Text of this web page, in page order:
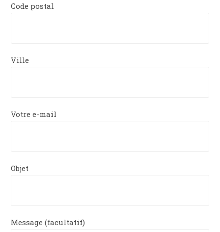
Code postal
Ville
Votre e-mail
Objet
Message (facultatif)